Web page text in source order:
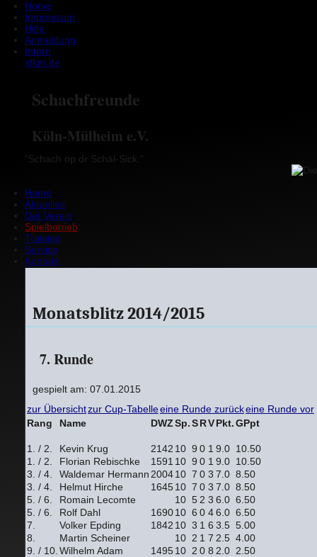
Home
Impressum
Hilfe
Anmeldung
Intern
sfkm.de
Schachfreunde
Köln-Mülheim e.V.
"Schach op dr Schäl-Sick."
Home
Aktuelles
Der Verein
Spielbetrieb
Training
Service
Kontakt
Monatsblitz 2014/2015
7. Runde
gespielt am: 07.01.2015
zur Übersichtzur Cup-Tabelleeine Runde zurückeine Runde vor
Rang
Name DWZSp.SRVPkt.GPpt
1. / 2. Kevin Krug 2142 10 9 0 1 9.0 10.50
1. / 2.
Florian Rebischke 1591 10 9 0 1 9.0 10.50
3. / 4.
Waldemar Hermann 200410 7 0 3 7.0 8.50
3. / 4.
Helmut Hirche 164510 7 0 3 7.0 8.50
5. / 6.
Romain Lecomte 10 5 2 3 6.0 6.50
5. / 6.
Rolf Dahl 169010 6 0 46.0 6.50
7.
Volker Epding 1842 10 3 1 6 3.5 5.00
8.
Martin Scheiner 10 2 1 7 2.5 4.00
9. / 10. Wilhelm Adam 149510 2 0 8 2.0 2.50